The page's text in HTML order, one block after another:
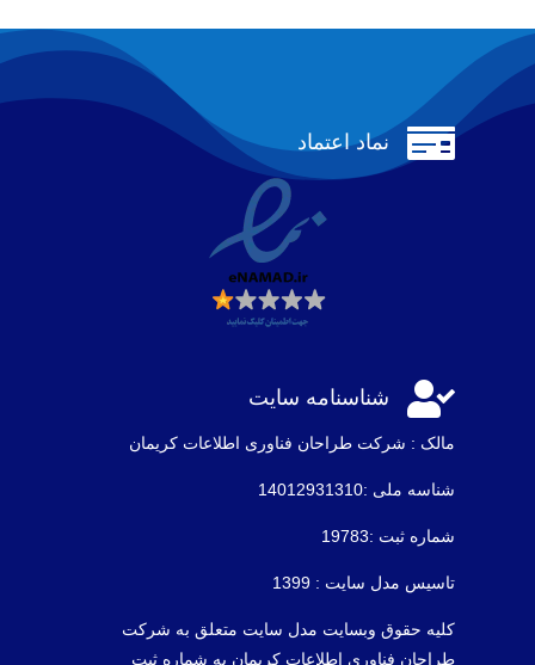
بود.
است.
 نماد اعتماد
 شناسنامه سایت
مالک : شرکت طراحان فناوری اطلاعات كريمان
شناسه ملی :14012931310
شماره ثبت :19783
تاسیس مدل سایت : 1399
کلیه حقوق وبسایت مدل سایت متعلق به شرکت
طراحان فناوری اطلاعات کریمان به شماره ثبت